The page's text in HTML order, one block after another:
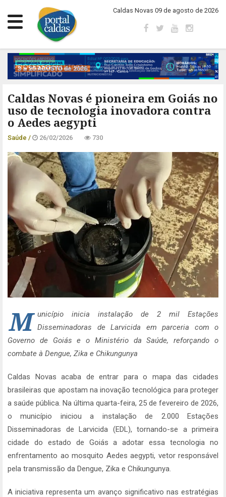
Caldas Novas 09 de agosto de 2026
Caldas Novas é pioneira em Goiás no
uso de tecnologia inovadora contra
o Aedes aegypti
Saúde / 26/02/2026 730
M unicípio inicia instalação de 2 mil Estações
Disseminadoras de Larvicida em parceria com o
Governo de Goiás e o Ministério da Saúde, reforçando o
combate à Dengue, Zika e Chikungunya
Caldas Novas acaba de entrar para o mapa das cidades
brasileiras que apostam na inovação tecnológica para proteger
a saúde pública. Na última quarta-feira, 25 de fevereiro de 2026,
o município iniciou a instalação de 2.000 Estações
Disseminadoras de Larvicida (EDL), tornando-se a primeira
cidade do estado de Goiás a adotar essa tecnologia no
enfrentamento ao mosquito Aedes aegypti, vetor responsável
pela transmissão da Dengue, Zika e Chikungunya.
A iniciativa representa um avanço significativo nas estratégias